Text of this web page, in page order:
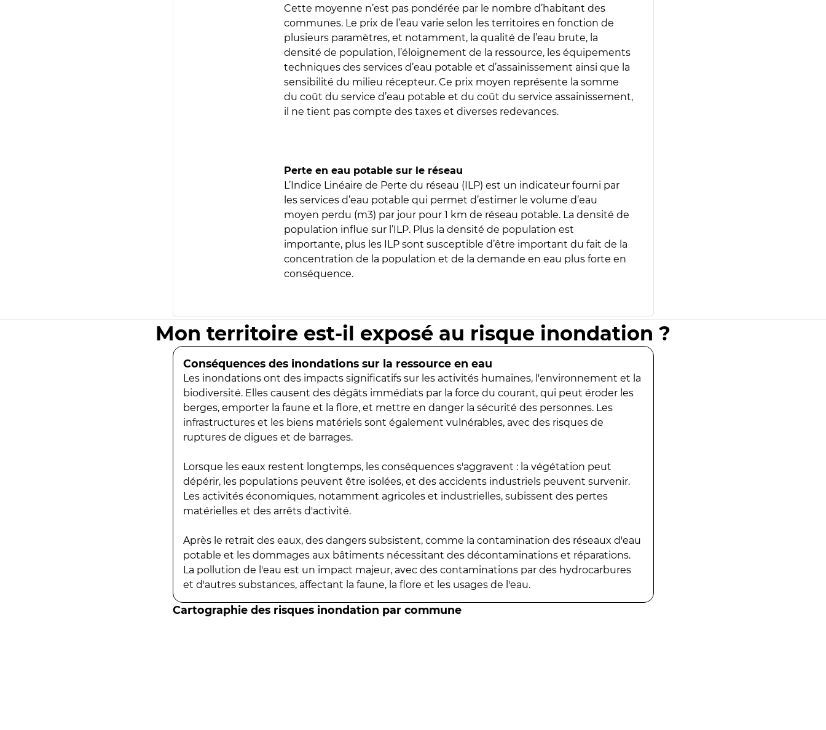
Cette moyenne n’est pas pondérée par le nombre d’habitant des
communes. Le prix de l’eau varie selon les territoires en fonction de
plusieurs paramètres, et notamment, la qualité de l’eau brute, la
densité de population, l’éloignement de la ressource, les équipements
techniques des services d’eau potable et d’assainissement ainsi que la
sensibilité du milieu récepteur. Ce prix moyen représente la somme
du coût du service d’eau potable et du coût du service assainissement,
il ne tient pas compte des taxes et diverses redevances.
Perte en eau potable sur le réseau
L’Indice Linéaire de Perte du réseau (ILP) est un indicateur fourni par
les services d’eau potable qui permet d’estimer le volume d’eau
moyen perdu (m3) par jour pour 1 km de réseau potable. La densité de
population influe sur l’ILP. Plus la densité de population est
importante, plus les ILP sont susceptible d’être important du fait de la
concentration de la population et de la demande en eau plus forte en
conséquence.
Mon territoire est-il exposé au risque inondation ?
Conséquences des inondations sur la ressource en eau
Les inondations ont des impacts significatifs sur les activités humaines, l'environnement et la
biodiversité. Elles causent des dégâts immédiats par la force du courant, qui peut éroder les
berges, emporter la faune et la flore, et mettre en danger la sécurité des personnes. Les
infrastructures et les biens matériels sont également vulnérables, avec des risques de
ruptures de digues et de barrages.
Lorsque les eaux restent longtemps, les conséquences s'aggravent : la végétation peut
dépérir, les populations peuvent être isolées, et des accidents industriels peuvent survenir.
Les activités économiques, notamment agricoles et industrielles, subissent des pertes
matérielles et des arrêts d'activité.
Après le retrait des eaux, des dangers subsistent, comme la contamination des réseaux d'eau
potable et les dommages aux bâtiments nécessitant des décontaminations et réparations.
La pollution de l'eau est un impact majeur, avec des contaminations par des hydrocarbures
et d'autres substances, affectant la faune, la flore et les usages de l'eau.
Cartographie des risques inondation par commune